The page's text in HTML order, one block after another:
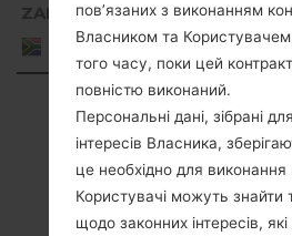
ZAF
South
Africa
Showing 1 to 15 of
Previous 1
пов’язаних з виконанням
Власником та
того часу, поки цей
повністю виконаний.
Персональні дані, зібрані
інтересів Власника,
це необхідно для виконання
Користувачі можуть знайти
щодо законних інтересів,